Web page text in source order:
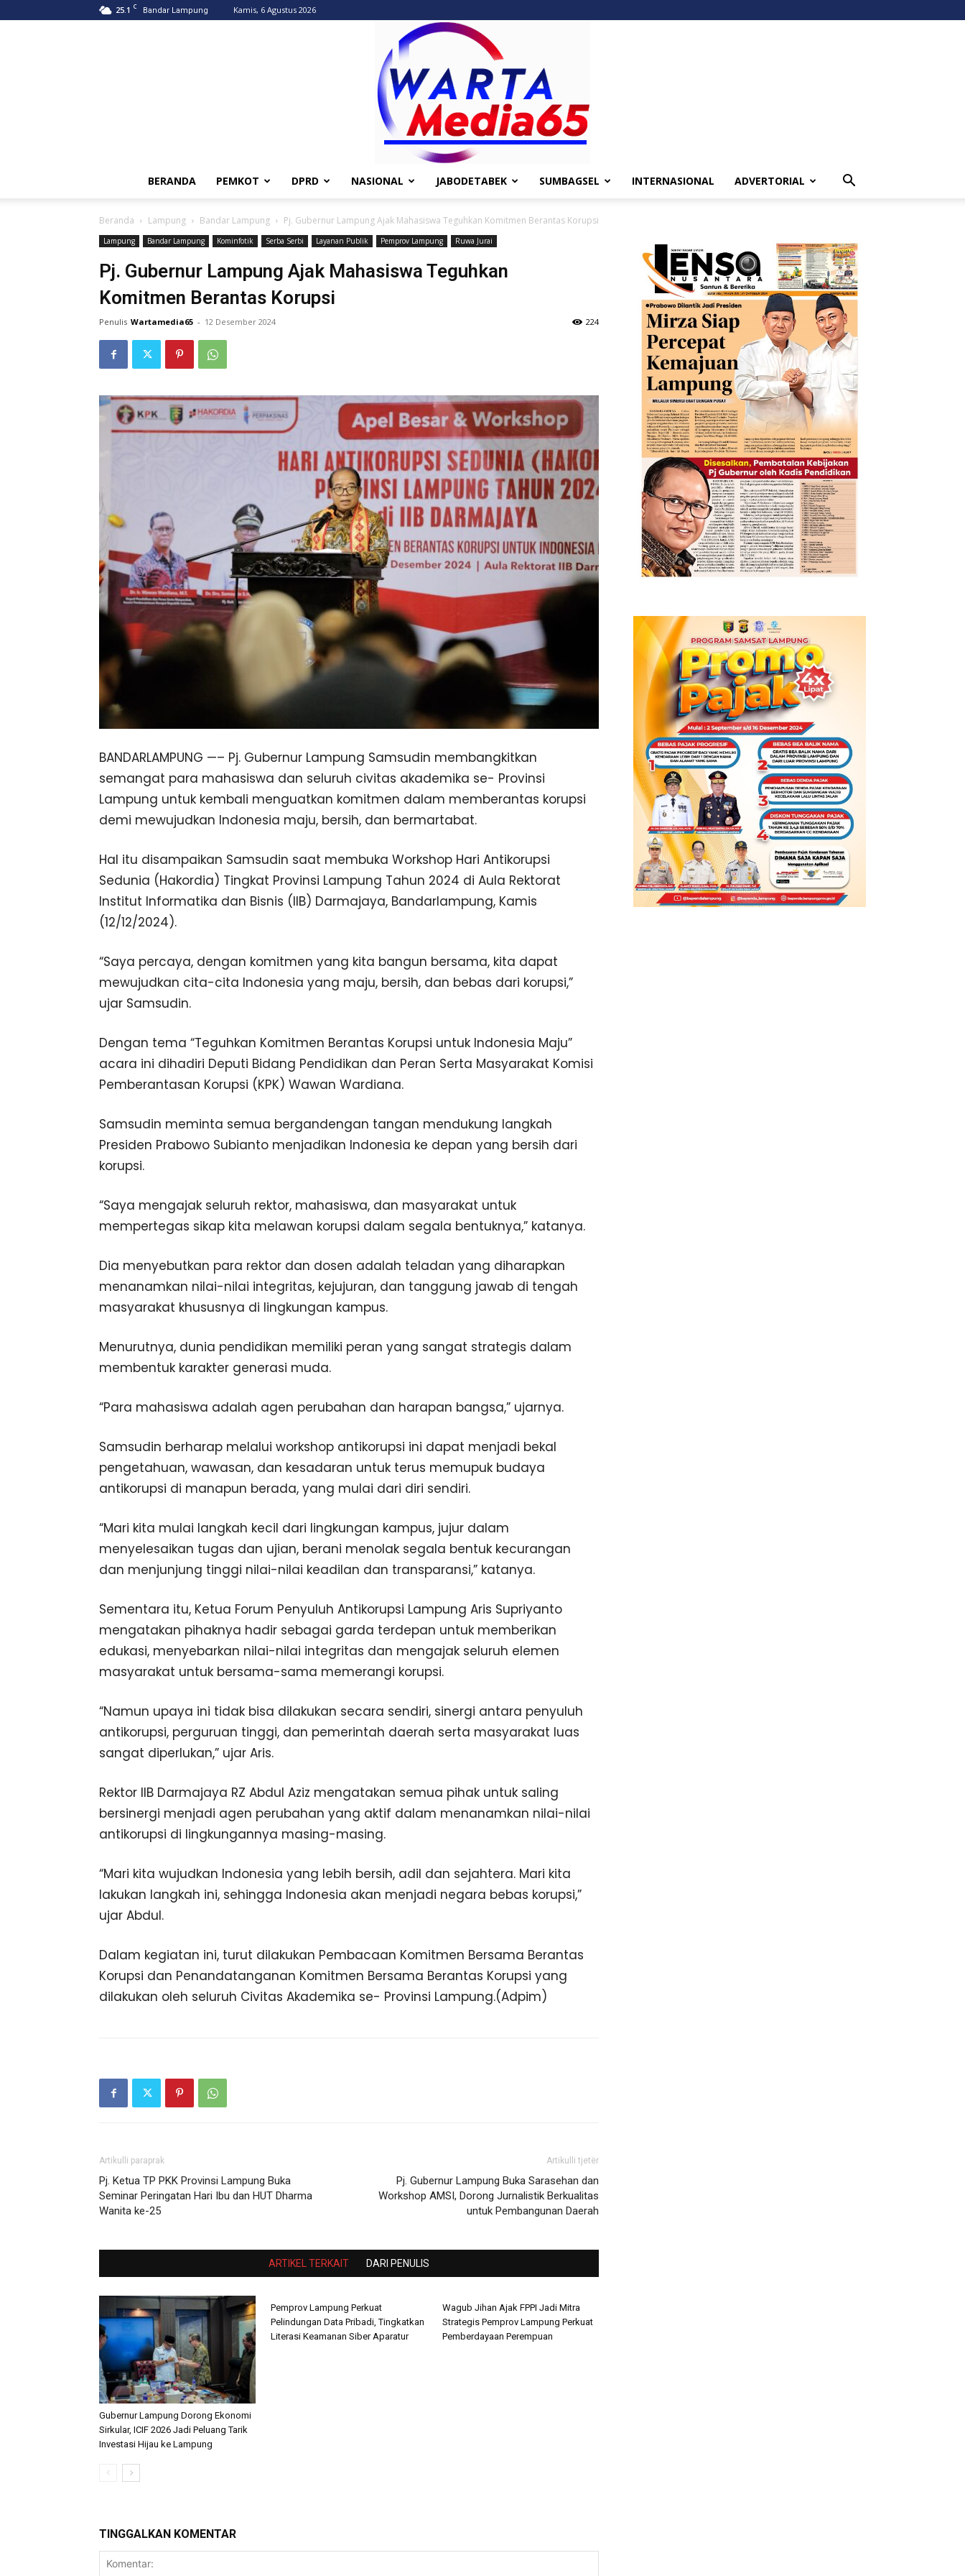
25.1 C Bandar Lampung Kamis, 6 Agustus 2026
BERANDA PEMKOT DPRD NASIONAL JABODETABEK SUMBAGSEL INTERNASIONAL ADVERTORIAL
Beranda Lampung Bandar Lampung Pj. Gubernur Lampung Ajak Mahasiswa Teguhkan Komitmen Berantas Korupsi
Lampung Bandar Lampung Kominfotik Serba Serbi Layanan Publik Pemprov Lampung Ruwa Jurai
Pj. Gubernur Lampung Ajak Mahasiswa Teguhkan
Komitmen Berantas Korupsi
Penulis Wartamedia65 - 12 Desember 2024 224
BANDARLAMPUNG —– Pj. Gubernur Lampung Samsudin membangkitkan
semangat para mahasiswa dan seluruh civitas akademika se- Provinsi
Lampung untuk kembali menguatkan komitmen dalam memberantas korupsi
demi mewujudkan Indonesia maju, bersih, dan bermartabat.
Hal itu disampaikan Samsudin saat membuka Workshop Hari Antikorupsi
Sedunia (Hakordia) Tingkat Provinsi Lampung Tahun 2024 di Aula Rektorat
Institut Informatika dan Bisnis (IIB) Darmajaya, Bandarlampung, Kamis
(12/12/2024).
“Saya percaya, dengan komitmen yang kita bangun bersama, kita dapat
mewujudkan cita-cita Indonesia yang maju, bersih, dan bebas dari korupsi,”
ujar Samsudin.
Dengan tema “Teguhkan Komitmen Berantas Korupsi untuk Indonesia Maju”
acara ini dihadiri Deputi Bidang Pendidikan dan Peran Serta Masyarakat Komisi
Pemberantasan Korupsi (KPK) Wawan Wardiana.
Samsudin meminta semua bergandengan tangan mendukung langkah
Presiden Prabowo Subianto menjadikan Indonesia ke depan yang bersih dari
korupsi.
“Saya mengajak seluruh rektor, mahasiswa, dan masyarakat untuk
mempertegas sikap kita melawan korupsi dalam segala bentuknya,” katanya.
Dia menyebutkan para rektor dan dosen adalah teladan yang diharapkan
menanamkan nilai-nilai integritas, kejujuran, dan tanggung jawab di tengah
masyarakat khususnya di lingkungan kampus.
Menurutnya, dunia pendidikan memiliki peran yang sangat strategis dalam
membentuk karakter generasi muda.
“Para mahasiswa adalah agen perubahan dan harapan bangsa,” ujarnya.
Samsudin berharap melalui workshop antikorupsi ini dapat menjadi bekal
pengetahuan, wawasan, dan kesadaran untuk terus memupuk budaya
antikorupsi di manapun berada, yang mulai dari diri sendiri.
“Mari kita mulai langkah kecil dari lingkungan kampus, jujur dalam
menyelesaikan tugas dan ujian, berani menolak segala bentuk kecurangan
dan menjunjung tinggi nilai-nilai keadilan dan transparansi,” katanya.
Sementara itu, Ketua Forum Penyuluh Antikorupsi Lampung Aris Supriyanto
mengatakan pihaknya hadir sebagai garda terdepan untuk memberikan
edukasi, menyebarkan nilai-nilai integritas dan mengajak seluruh elemen
masyarakat untuk bersama-sama memerangi korupsi.
“Namun upaya ini tidak bisa dilakukan secara sendiri, sinergi antara penyuluh
antikorupsi, perguruan tinggi, dan pemerintah daerah serta masyarakat luas
sangat diperlukan,” ujar Aris.
Rektor IIB Darmajaya RZ Abdul Aziz mengatakan semua pihak untuk saling
bersinergi menjadi agen perubahan yang aktif dalam menanamkan nilai-nilai
antikorupsi di lingkungannya masing-masing.
“Mari kita wujudkan Indonesia yang lebih bersih, adil dan sejahtera. Mari kita
lakukan langkah ini, sehingga Indonesia akan menjadi negara bebas korupsi,”
ujar Abdul.
Dalam kegiatan ini, turut dilakukan Pembacaan Komitmen Bersama Berantas
Korupsi dan Penandatanganan Komitmen Bersama Berantas Korupsi yang
dilakukan oleh seluruh Civitas Akademika se- Provinsi Lampung.(Adpim)
Artikulli paraprak
Pj. Ketua TP PKK Provinsi Lampung Buka
Seminar Peringatan Hari Ibu dan HUT Dharma
Wanita ke-25
Artikulli tjetër
Pj. Gubernur Lampung Buka Sarasehan dan
Workshop AMSI, Dorong Jurnalistik Berkualitas
untuk Pembangunan Daerah
ARTIKEL TERKAIT DARI PENULIS
Gubernur Lampung Dorong Ekonomi
Sirkular, ICIF 2026 Jadi Peluang Tarik
Investasi Hijau ke Lampung
Pemprov Lampung Perkuat
Pelindungan Data Pribadi, Tingkatkan
Literasi Keamanan Siber Aparatur
Wagub Jihan Ajak FPPI Jadi Mitra
Strategis Pemprov Lampung Perkuat
Pemberdayaan Perempuan
TINGGALKAN KOMENTAR